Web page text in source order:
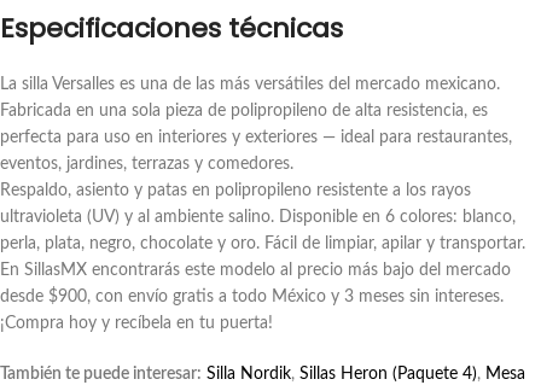
Especificaciones técnicas
La silla Versalles es una de las más versátiles del mercado mexicano.
Fabricada en una sola pieza de polipropileno de alta resistencia, es
perfecta para uso en interiores y exteriores — ideal para restaurantes,
eventos, jardines, terrazas y comedores.
Respaldo, asiento y patas en polipropileno resistente a los rayos
ultravioleta (UV) y al ambiente salino. Disponible en 6 colores: blanco,
perla, plata, negro, chocolate y oro. Fácil de limpiar, apilar y transportar.
En SillasMX encontrarás este modelo al precio más bajo del mercado
desde $900, con envío gratis a todo México y 3 meses sin intereses.
¡Compra hoy y recíbela en tu puerta!
También te puede interesar: Silla Nordik, Sillas Heron (Paquete 4), Mesa